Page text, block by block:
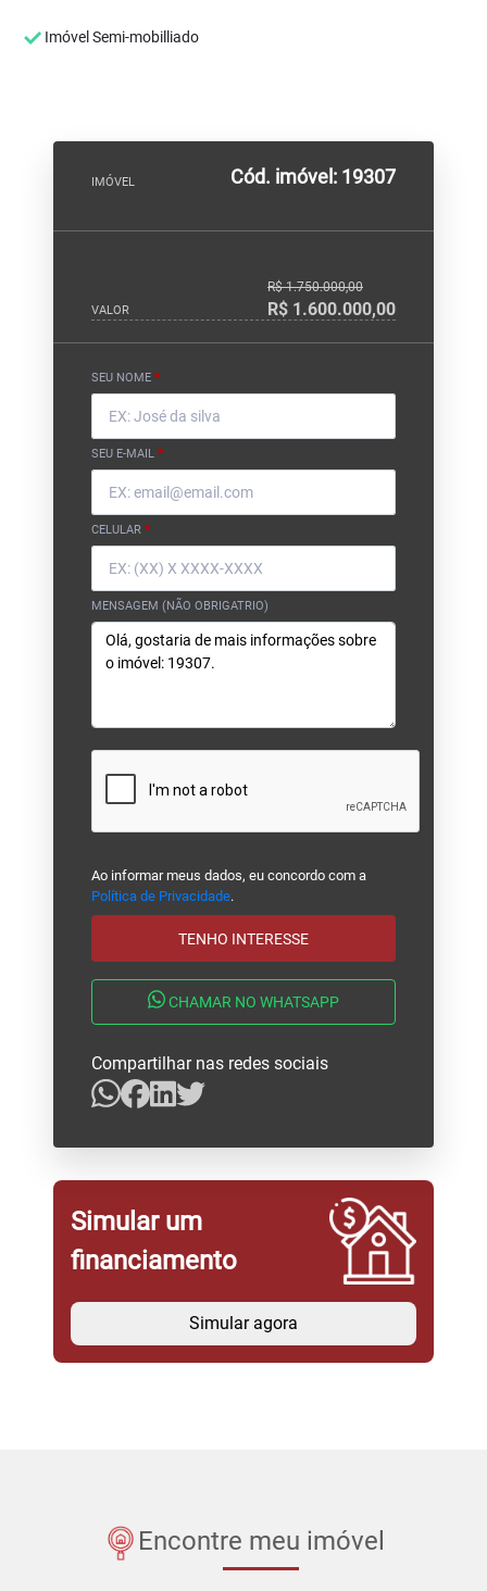
Imóvel Semi-mobilliado
IMÓVEL Cód. imóvel: 19307
VALOR
R$ 1.750.000,00
R$ 1.600.000,00
SEU NOME *
SEU E-MAIL *
CELULAR *
MENSAGEM (NÃO OBRIGATRIO)
Ao informar meus dados, eu concordo com a
Política de Privacidade.
TENHO INTERESSE
CHAMAR NO WHATSAPP
Compartilhar nas redes sociais
Simular um
financiamento
Simular agora
Encontre meu imóvel